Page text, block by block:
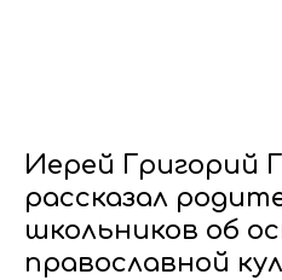
Иерей Григорий
рассказал
школьников об
православной